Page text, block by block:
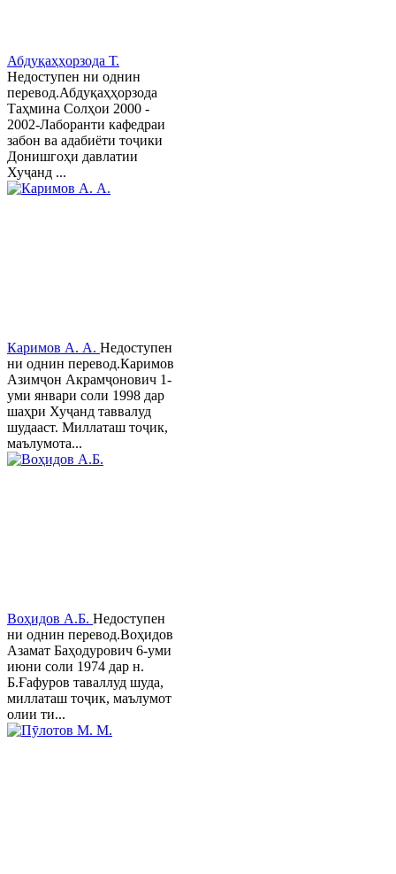
Абдуқаҳҳорзода Т.
Недоступен ни однин
перевод.Абдуқаҳҳорзода
Таҳмина Солҳои 2000 -
2002-Лаборанти кафедраи
забон ва адабиёти тоҷики
Донишгоҳи давлатии
Хуҷанд ...
Каримов А. А. Недоступен
ни однин перевод.Каримов
Азимҷон Акрамҷонович 1-
уми январи соли 1998 дар
шаҳри Хуҷанд таввалуд
шудааст. Миллаташ тоҷик,
маълумота...
Воҳидов А.Б. Недоступен
ни однин перевод.Воҳидов
Азамат Баҳодурович 6-уми
июни соли 1974 дар н.
Б.Ғафуров таваллуд шуда,
миллаташ тоҷик, маълумот
олии ти...